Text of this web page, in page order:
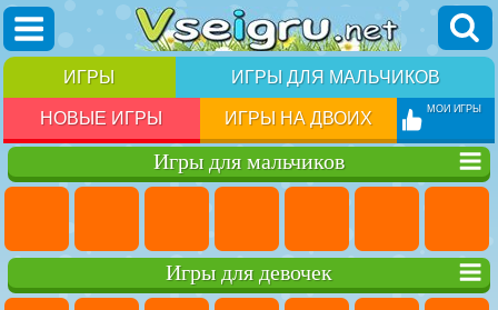
ИГРЫ ИГРЫ ДЛЯ МАЛЬЧИКОВ
НОВЫЕ ИГРЫ ИГРЫ НА ДВОИХ МОИ ИГРЫ
Игры для мальчиков
Игры для девочек